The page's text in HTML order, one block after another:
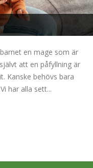
en mage som är
att en påfyllning är
Kanske behövs bara
har alla sett...